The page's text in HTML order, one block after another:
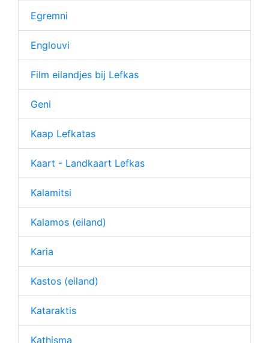
Egremni
Englouvi
Film eilandjes bij Lefkas
Geni
Kaap Lefkatas
Kaart - Landkaart Lefkas
Kalamitsi
Kalamos (eiland)
Karia
Kastos (eiland)
Kataraktis
Kathisma